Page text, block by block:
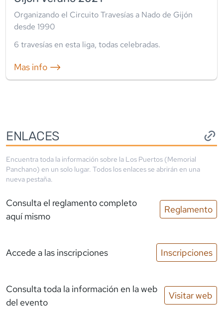
Organizando el Circuito Travesías a Nado de Gijón
desde 1990
6 travesías en esta liga, todas celebradas.
Mas info ⟶
ENLACES
Encuentra toda la información sobre la Los Puertos (Memorial
Panchano) en un solo lugar. Todos los enlaces se abrirán en una
nueva pestaña.
Consulta el reglamento completo
aquí mismo
Reglamento
Accede a las inscripciones Inscripciones
Consulta toda la información en la web
del evento
Visitar web